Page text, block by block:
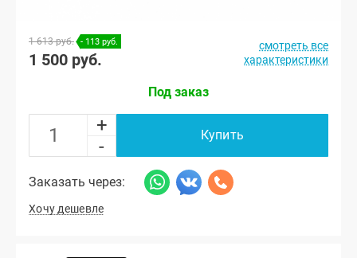
1 613 руб. - 113 руб.
1 500 руб.
смотреть все
характеристики
Под заказ
+
-
Купить
Заказать через:
Хочу дешевле